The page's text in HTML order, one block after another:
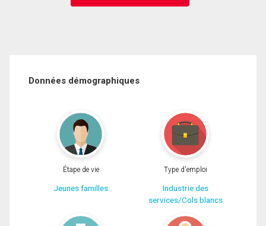
Données démographiques
Étape de vie
Jeunes familles
Type d'emploi
Industrie des
services/Cols blancs